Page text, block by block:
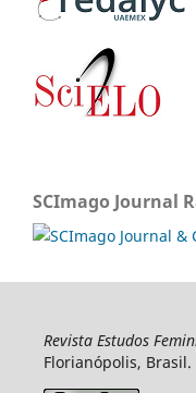
SCImago Journal
Revista Estudos
Florianópolis, Brasil.